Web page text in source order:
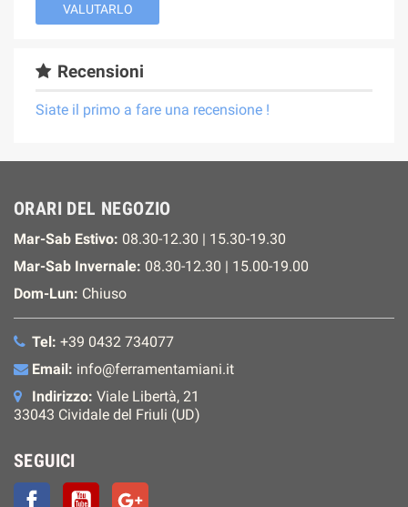
VALUTARLO
Recensioni
Siate il primo a fare una recensione !
ORARI DEL NEGOZIO
Mar-Sab Estivo: 08.30-12.30 | 15.30-19.30
Mar-Sab Invernale: 08.30-12.30 | 15.00-19.00
Dom-Lun: Chiuso
Tel: +39 0432 734077
Email: info@ferramentamiani.it
Indirizzo: Viale Libertà, 21
33043 Cividale del Friuli (UD)
SEGUICI
FacebookYouTube